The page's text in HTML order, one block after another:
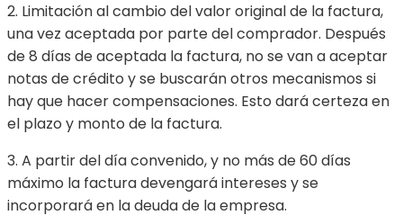
2. Limitación al cambio del valor original de la factura,
una vez aceptada por parte del comprador. Después
de 8 días de aceptada la factura, no se van a aceptar
notas de crédito y se buscarán otros mecanismos si
hay que hacer compensaciones. Esto dará certeza en
el plazo y monto de la factura.
3. A partir del día convenido, y no más de 60 días
máximo la factura devengará intereses y se
incorporará en la deuda de la empresa.